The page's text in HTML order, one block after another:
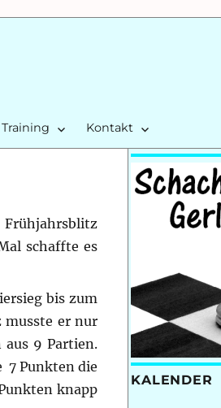
Training Kontakt
Frühjahrsblitz
schaffte es
bis zum
musste er nur
9 Partien.
7 Punkten die
knapp
KALENDER